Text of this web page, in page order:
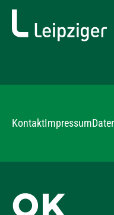
KontaktImpressum